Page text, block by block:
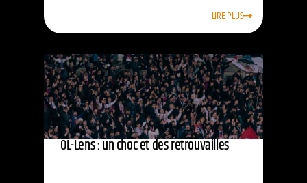
LIRE PLUS
OL-Lens : un choc et des retrouvailles